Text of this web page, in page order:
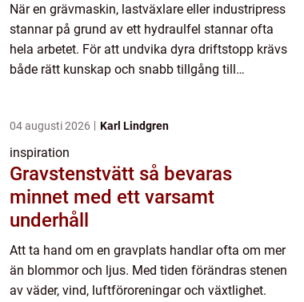
När en grävmaskin, lastväxlare eller industripress
stannar på grund av ett hydraulfel stannar ofta
hela arbetet. För att undvika dyra driftstopp krävs
både rätt kunskap och snabb tillgång till
04 augusti 2026 Karl Lindgren
inspiration
Gravstenstvätt så bevaras
minnet med ett varsamt
underhåll
Att ta hand om en gravplats handlar ofta om mer
än blommor och ljus. Med tiden förändras stenen
av väder, vind, luftföroreningar och växtlighet.